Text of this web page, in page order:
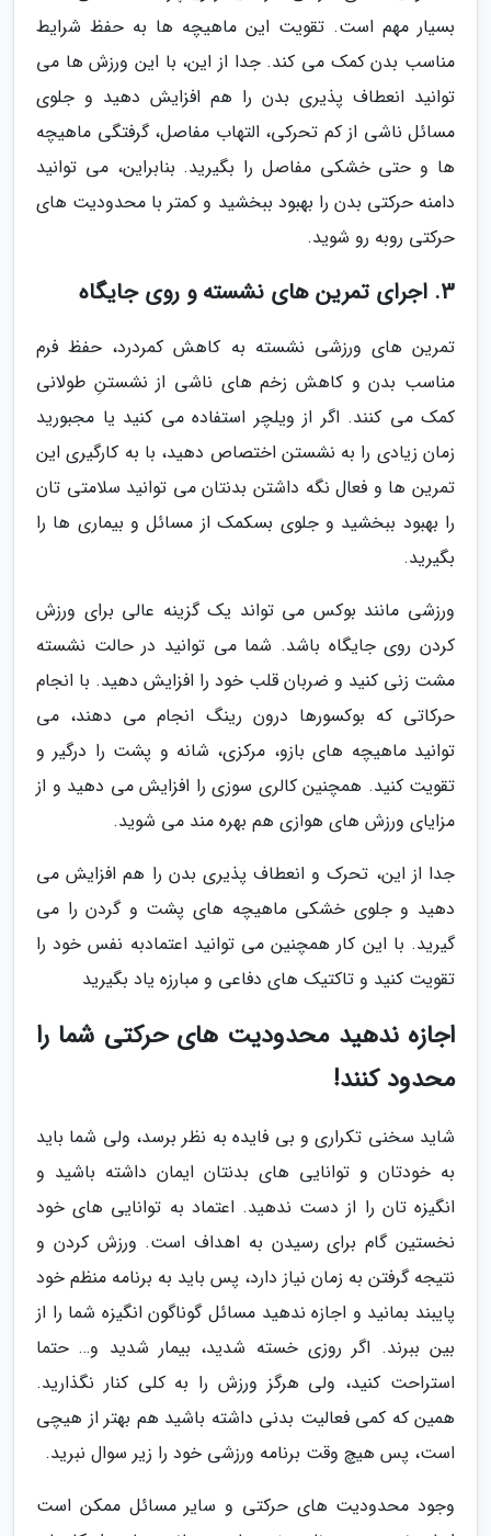
بسیار مهم است. تقویت این ماهیچه ها به حفظ شرایط
مناسب بدن کمک می کند. جدا از این، با این ورزش ها می
توانید انعطاف پذیری بدن را هم افزایش دهید و جلوی
مسائل ناشی از کم تحرکی، التهاب مفاصل، گرفتگی ماهیچه
ها و حتی خشکی مفاصل را بگیرید. بنابراین، می توانید
دامنه حرکتی بدن را بهبود ببخشید و کمتر با محدودیت های
حرکتی روبه رو شوید.
3. اجرای تمرین های نشسته و روی جایگاه
تمرین های ورزشی نشسته به کاهش کمردرد، حفظ فرم
مناسب بدن و کاهش زخم های ناشی از نشستنِ طولانی
کمک می کنند. اگر از ویلچر استفاده می کنید یا مجبورید
زمان زیادی را به نشستن اختصاص دهید، با به کارگیری این
تمرین ها و فعال نگه داشتن بدنتان می توانید سلامتی تان
را بهبود ببخشید و جلوی بسکمک از مسائل و بیماری ها را
بگیرید.
ورزشی مانند بوکس می تواند یک گزینه عالی برای ورزش
کردن روی جایگاه باشد. شما می توانید در حالت نشسته
مشت زنی کنید و ضربان قلب خود را افزایش دهید. با انجام
حرکاتی که بوکسورها درون رینگ انجام می دهند، می
توانید ماهیچه های بازو، مرکزی، شانه و پشت را درگیر و
تقویت کنید. همچنین کالری سوزی را افزایش می دهید و از
مزایای ورزش های هوازی هم بهره مند می شوید.
جدا از این، تحرک و انعطاف پذیری بدن را هم افزایش می
دهید و جلوی خشکی ماهیچه های پشت و گردن را می
گیرید. با این کار همچنین می توانید اعتمادبه نفس خود را
تقویت کنید و تاکتیک های دفاعی و مبارزه یاد بگیرید
اجازه ندهید محدودیت های حرکتی شما را
محدود کنند!
شاید سخنی تکراری و بی فایده به نظر برسد، ولی شما باید
به خودتان و توانایی های بدنتان ایمان داشته باشید و
انگیزه تان را از دست ندهید. اعتماد به توانایی های خود
نخستین گام برای رسیدن به اهداف است. ورزش کردن و
نتیجه گرفتن به زمان نیاز دارد، پس باید به برنامه منظم خود
پایبند بمانید و اجازه ندهید مسائل گوناگون انگیزه شما را از
بین ببرند. اگر روزی خسته شدید، بیمار شدید و… حتما
استراحت کنید، ولی هرگز ورزش را به کلی کنار نگذارید.
همین که کمی فعالیت بدنی داشته باشید هم بهتر از هیچی
است، پس هیچ وقت برنامه ورزشی خود را زیر سوال نبرید.
وجود محدودیت های حرکتی و سایر مسائل ممکن است